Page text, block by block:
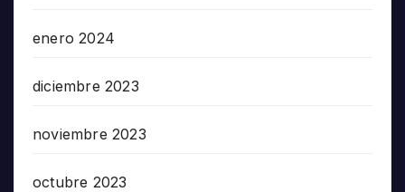
enero 2024
diciembre 2023
noviembre 2023
octubre 2023